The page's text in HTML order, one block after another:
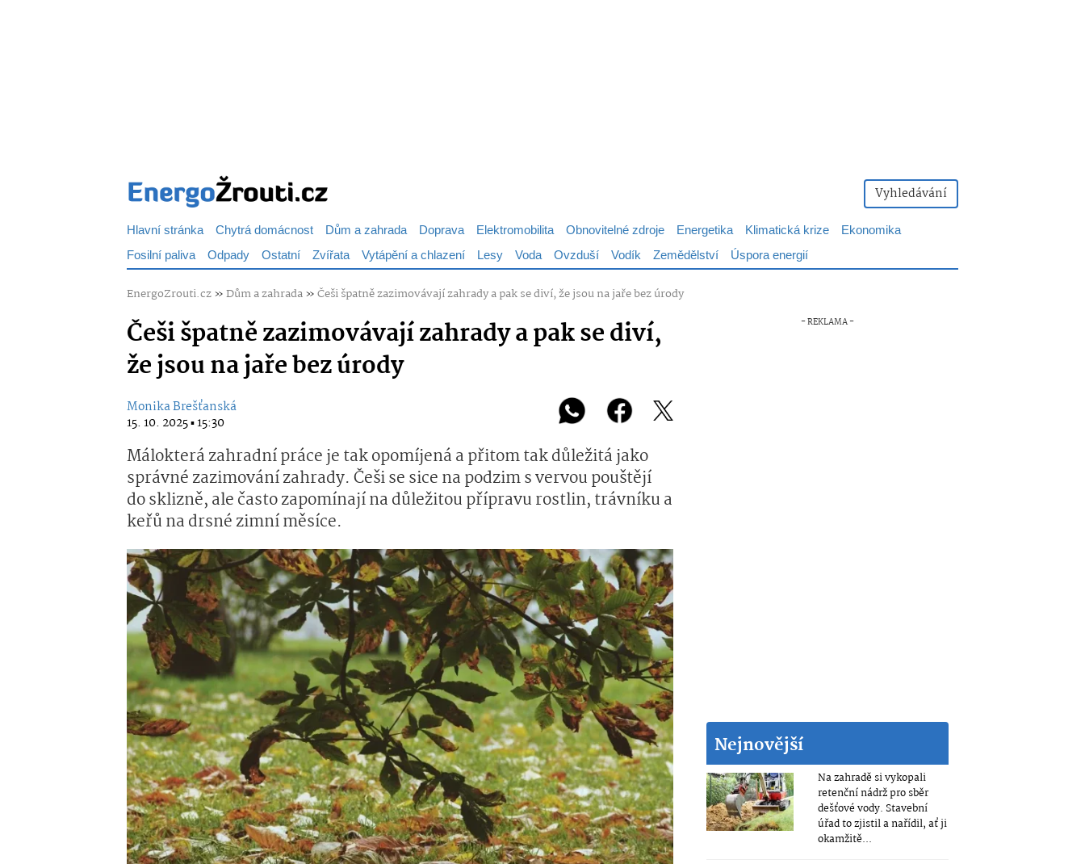
Vyhledávání
Hlavní stránka Chytrá domácnost Dům a zahrada Doprava Elektromobilita Obnovitelné zdroje Energetika Klimatická krize
Ekonomika
Fosilní paliva Odpady Ostatní Zvířata Vytápění a chlazení Lesy Voda Ovzduší Vodík Zemědělství Úspora energií
EnergoZrouti.cz»Dům a zahrada»Češi špatně zazimovávají zahrady a pak se diví, že jsou na jaře bez úrody
Češi špatně zazimovávají zahrady a pak se diví,
že jsou na jaře bez úrody
Monika Brešťanská
15. 10. 2025 ▪ 15:30
Málokterá zahradní práce je tak opomíjená a přitom tak důležitá jako
správné zazimování zahrady. Češi se sice na podzim s vervou pouštějí
do sklizně, ale často zapomínají na důležitou přípravu rostlin, trávníku a
keřů na drsné zimní měsíce.
Nejnovější
Na zahradě si vykopali
retenční nádrž pro sběr
dešťové vody. Stavební
úřad to zjistil a nařídil, ať ji
okamžitě...